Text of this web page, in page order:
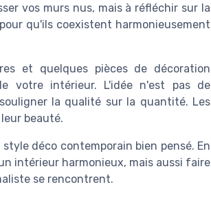
vos murs nus, mais à réfléchir sur la
qu'ils coexistent harmonieusement
et quelques pièces de décoration
votre intérieur. L'idée n'est pas de
la qualité sur la quantité. Les
beauté.
déco contemporain bien pensé. En
intérieur harmonieux, mais aussi faire
se rencontrent.